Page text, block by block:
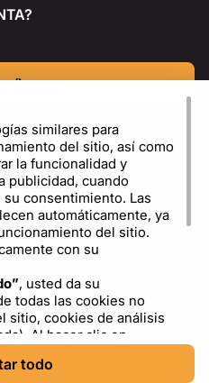
- US Dollar ($)
similares para
del sitio, así como
la funcionalidad y
publicidad, cuando
consentimiento. Las
automáticamente, ya
del sitio.
con su
, usted da su
todas las cookies no
sitio, cookies de análisis
Al hacer clic en
clic en
todo